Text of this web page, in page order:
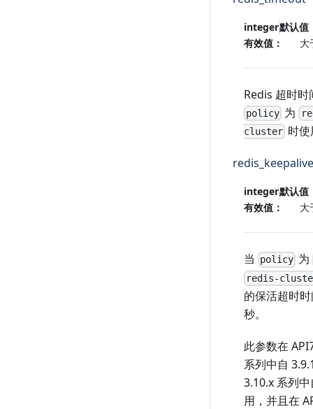
integer默认值
有效值：
大
Redis 超时
policy 为
cluster 时
integer默认值
有效值：
大
当 policy 为
redis-
的保活超时
秒。
此参数在
系列中自
3.10.x 系列
用，并且在